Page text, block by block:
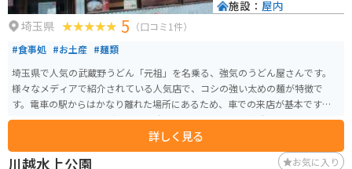
埼玉県 5 （口コミ1件）
#食事処 #お土産 #麺類
埼玉県で人気の武蔵野うどん「元祖」を名乗る、強気のうどん屋さんです。
様々なメディアで紹介されている人気店で、コシの強い太めの麺が特徴で
す。電車の駅からはかなり離れた場所にあるため、車での来店が基本です。そ
のため近くのハンバーグ屋さんの駐車場も利用できるなど駐車スペースはそ
こそこ確保されており、また店の前にもバイク数台を駐輪できる程度のスペ
ースがあります。人気のメニューは昼過ぎには売り切れてしまうので、要注
詳しく見る
施設： 屋内
川越水上公園 お気に入り